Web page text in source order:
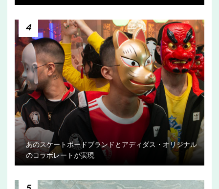
4
あのスケートボードブランドとアディダス・オリジナル
のコラボレートが実現